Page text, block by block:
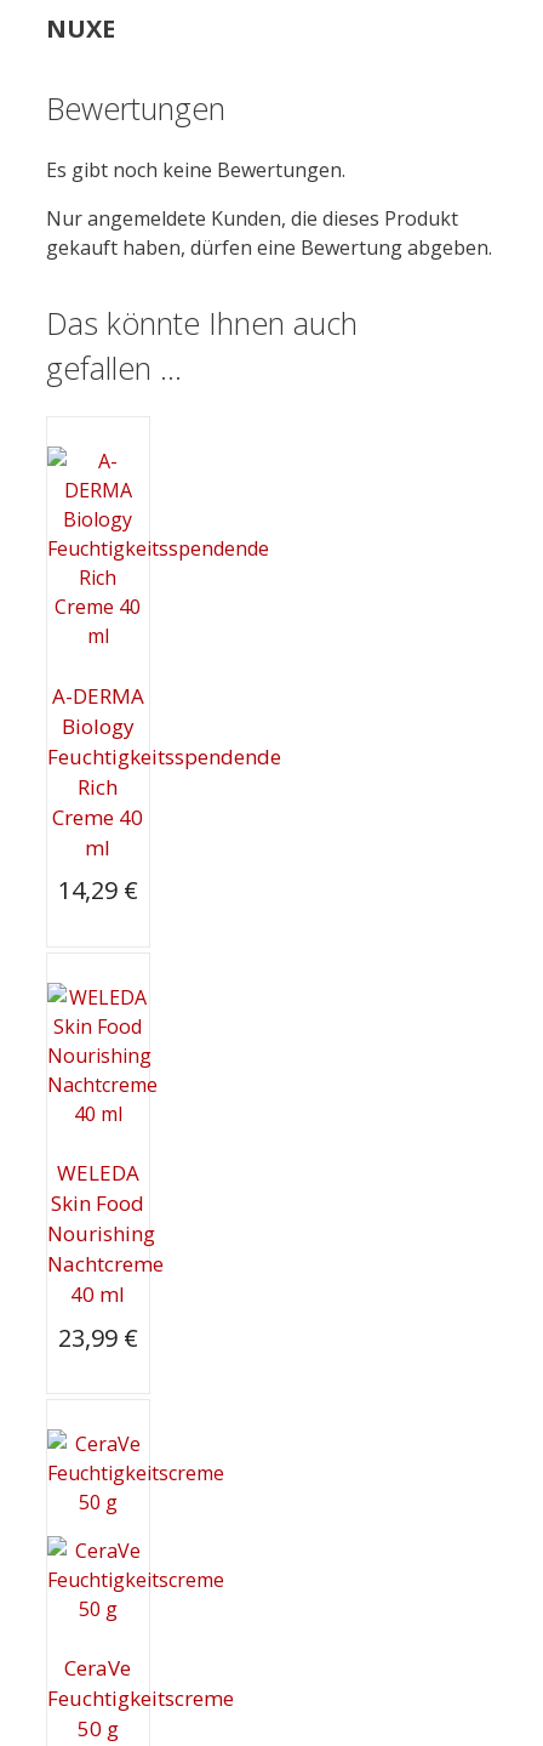
NUXE
Bewertungen
Es gibt noch keine Bewertungen.
Nur angemeldete Kunden, die dieses Produkt
gekauft haben, dürfen eine Bewertung abgeben.
Das könnte Ihnen auch
gefallen …
A-DERMA
Biology
Feuchtigkeitsspendende
Rich
Creme 40
ml
14,29 €
WELEDA
Skin Food
Nourishing
Nachtcreme
40 ml
23,99 €
CeraVe
Feuchtigkeitscreme
50 g